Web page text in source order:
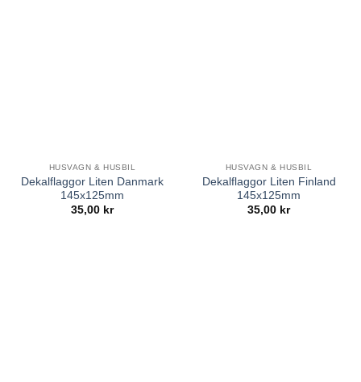
HUSVAGN & HUSBIL
Dekalflaggor Liten Danmark
145x125mm
35,00 kr
HUSVAGN & HUSBIL
Dekalflaggor Liten Finland
145x125mm
35,00 kr